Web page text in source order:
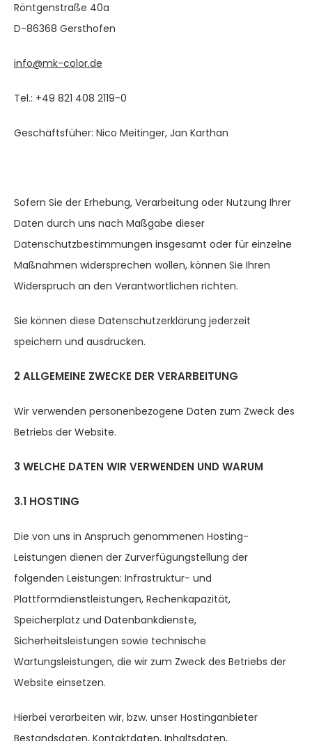
Röntgenstraße 40a
D-86368 Gersthofen
info@mk-color.de
Tel.: +49 821 408 2119-0
Geschäftsfüher: Nico Meitinger, Jan Karthan
Sofern Sie der Erhebung, Verarbeitung oder Nutzung Ihrer
Daten durch uns nach Maßgabe dieser
Datenschutzbestimmungen insgesamt oder für einzelne
Maßnahmen widersprechen wollen, können Sie Ihren
Widerspruch an den Verantwortlichen richten.
Sie können diese Datenschutzerklärung jederzeit
speichern und ausdrucken.
2 ALLGEMEINE ZWECKE DER VERARBEITUNG
Wir verwenden personenbezogene Daten zum Zweck des
Betriebs der Website.
3 WELCHE DATEN WIR VERWENDEN UND WARUM
3.1 HOSTING
Die von uns in Anspruch genommenen Hosting-
Leistungen dienen der Zurverfügungstellung der
folgenden Leistungen: Infrastruktur- und
Plattformdienstleistungen, Rechenkapazität,
Speicherplatz und Datenbankdienste,
Sicherheitsleistungen sowie technische
Wartungsleistungen, die wir zum Zweck des Betriebs der
Website einsetzen.
Hierbei verarbeiten wir, bzw. unser Hostinganbieter
Bestandsdaten, Kontaktdaten, Inhaltsdaten,